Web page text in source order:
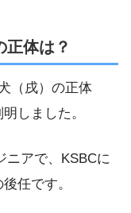
正体は？
（戌）の正体
しました。
ニアで、KSBCに
任です。